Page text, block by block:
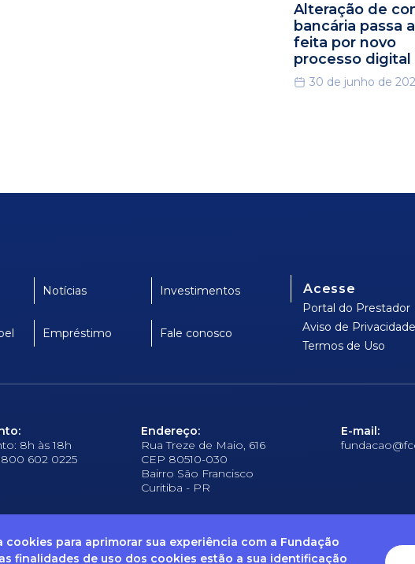
cookies para aprimorar sua experiência com a Fundação
finalidades de uso dos cookies estão a sua identificação
Alteração de
bancária passa
feita por novo
processo digital
30 de junho de
Notícias Investimentos
Empréstimo Fale conosco
Acesse
Portal do Prestador
Aviso de Privacidade
Termos de Uso
8h às 18h
602 0225
Endereço:
Rua Treze de Maio, 616
CEP 80510-030
Bairro São Francisco
Curitiba - PR
E-mail: